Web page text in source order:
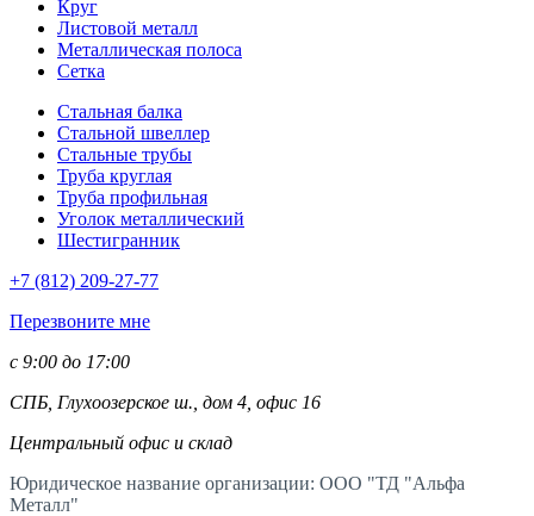
Круг
Листовой металл
Металлическая полоса
Сетка
Стальная балка
Стальной швеллер
Стальные трубы
Труба круглая
Труба профильная
Уголок металлический
Шестигранник
+7 (812) 209-27-77
Перезвоните мне
с 9:00 до 17:00
СПБ, Глухоозерское ш., дом 4, офис 16
Центральный офис и склад
Юридическое название организации: ООО "ТД "Альфа
Металл"